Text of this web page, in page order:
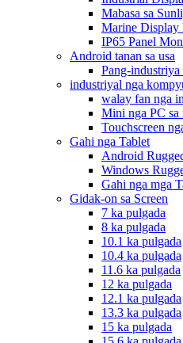
Mabasa sa
Marine Display
IP65 Panel
Android tanan sa usa
Pang-
industriyal nga
walay fan nga
Mini nga PC sa
Touchscreen
Gahi nga Tablet
Android
Windows
Gahi nga mga
Gidak-on sa Screen
7 ka pulgada
8 ka pulgada
10.1 ka pulgada
10.4 ka pulgada
11.6 ka pulgada
12 ka pulgada
12.1 ka pulgada
13.3 ka pulgada
15 ka pulgada